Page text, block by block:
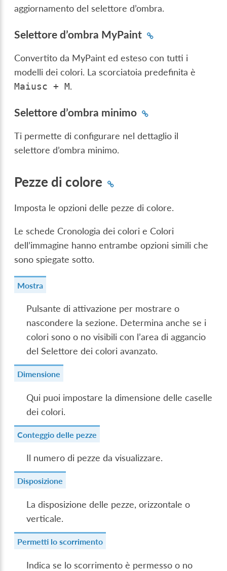
aggiornamento del selettore d’ombra.
Selettore d’ombra MyPaint
Convertito da MyPaint ed esteso con tutti i
modelli dei colori. La scorciatoia predefinita è
Maiusc + M.
Selettore d’ombra minimo
Ti permette di configurare nel dettaglio il
selettore d’ombra minimo.
Pezze di colore
Imposta le opzioni delle pezze di colore.
Le schede Cronologia dei colori e Colori
dell’immagine hanno entrambe opzioni simili che
sono spiegate sotto.
Mostra
Pulsante di attivazione per mostrare o
nascondere la sezione. Determina anche se i
colori sono o no visibili con l’area di aggancio
del Selettore dei colori avanzato.
Dimensione
Qui puoi impostare la dimensione delle caselle
dei colori.
Conteggio delle pezze
Il numero di pezze da visualizzare.
Disposizione
La disposizione delle pezze, orizzontale o
verticale.
Permetti lo scorrimento
Indica se lo scorrimento è permesso o no